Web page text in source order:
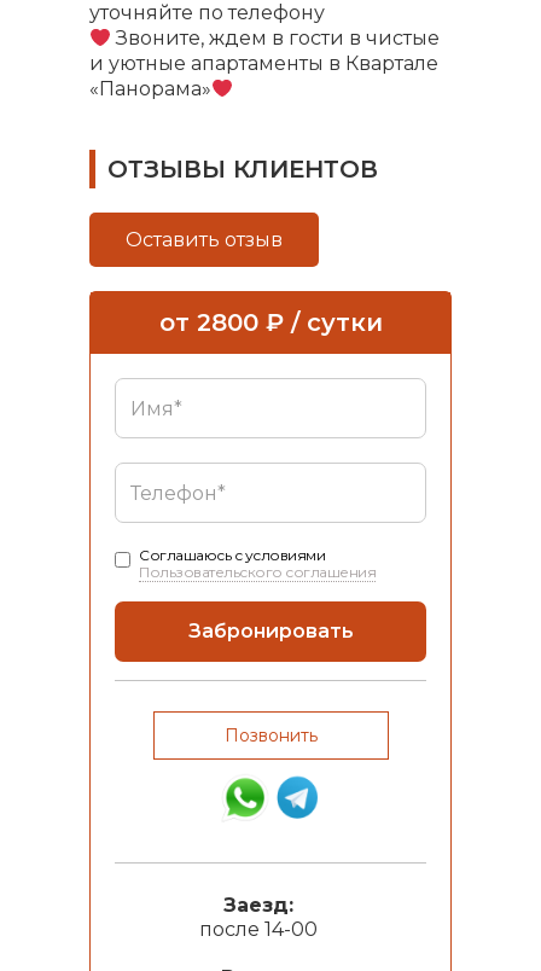
уточняйте по телефону
Звоните, ждем в гости в чистые
и уютные апартаменты в Квартале
«Панорама»
ОТЗЫВЫ КЛИЕНТОВ
Оставить отзыв
от 2800₽ / сутки
Соглашаюсь с условиями
Пользовательского соглашения
Позвонить
Заезд:
после 14-00